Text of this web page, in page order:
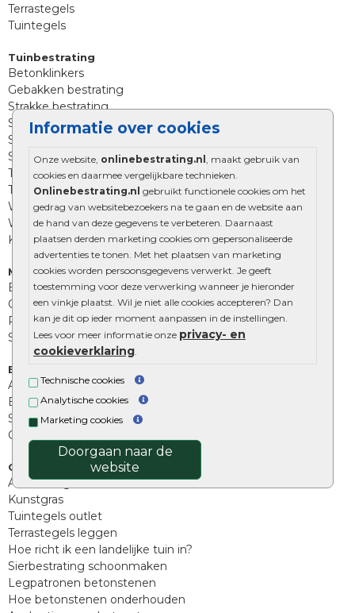
Informatie over cookies
Onze website, onlinebestrating.nl
, maakt gebruik van
cookies en daarmee vergelijkbare technieken.
Onlinebestrating.nl gebruikt functionele cookies om het
gedrag van websitebezoekers na te gaan en de website aan
de hand van deze gegevens te verbeteren. Daarnaast
plaatsen derden marketing cookies om gepersonaliseerde
advertenties te tonen. Met het plaatsen van marketing
cookies worden persoonsgegevens verwerkt. Je geeft
toestemming voor deze verwerking wanneer je hieronder
een vinkje plaatst. Wil je niet alle cookies accepteren? Dan
kan je dit op ieder moment aanpassen in de instellingen.
Lees voor meer informatie onze privacy- en
cookieverklaring
Technische cookies
Analytische cookies
Marketing cookies
Doorgaan naar de
website
Terrastegels
Tuintegels
Tuinbestrating
Betonklinkers
Gebakken bestrating
Strakke bestrating
Sierbestrating
Straatklinkers
Straatstenen
Trommelstenen
Tuinstenen
Waalformaat
Wildverband bestrating
Kingstones
Muurelementen
Betonbielzen
Opsluitbanden
Palissades
Stapelblokken
Extra benodigdheden
Afwatering en diversen
Beplantings en betonelementen
Split, grind en zand
Oprit tegels
Overig
Aanbiedingen
Kunstgras
Tuintegels outlet
Terrastegels leggen
Hoe richt ik een landelijke tuin in?
Sierbestrating schoonmaken
Legpatronen betonstenen
Hoe betonstenen onderhouden